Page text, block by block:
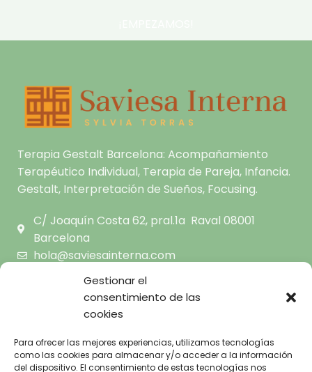
Gestionar el
consentimiento de las
cookies
Para ofrecer las mejores experiencias, utilizamos tecnologías
como las cookies para almacenar y/o acceder a la información
del dispositivo. El consentimiento de estas tecnologías nos
Terapia Gestalt Barcelona: Acompañamiento
Terapéutico Individual, Terapia de Pareja, Infancia.
Gestalt, Interpretación de Sueños, Focusing.
C/ Joaquín Costa 62, pral.1a Raval 08001
Barcelona
hola@saviesainterna.com
TERAPIA GESTALT A TU
ALCANCE
AVISO LEGAL
POLÍTICA DE